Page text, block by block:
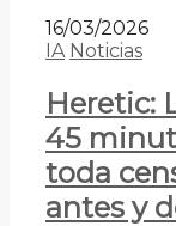
16/03/2026
IA Noticias
Heretic:
45
toda
antes y